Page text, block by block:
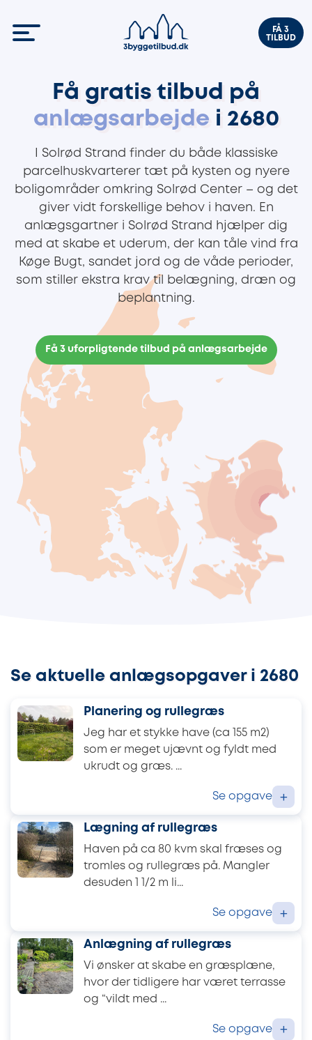
FÅ 3
TILBUD
Få gratis tilbud på
anlægsarbejde i 2680
I Solrød Strand finder du både klassiske
parcelhuskvarterer tæt på kysten og nyere
boligområder omkring Solrød Center – og det
giver vidt forskellige behov i haven. En
anlægsgartner i Solrød Strand hjælper dig
med at skabe et uderum, der kan tåle vind fra
Køge Bugt, sandet jord og de våde perioder,
som stiller ekstra krav til belægning, dræn og
beplantning.
Få 3 uforpligtende tilbud på anlægsarbejde
Se aktuelle anlægsopgaver i 2680
Planering og rullegræs
Jeg har et stykke have (ca 155 m2)
som er meget ujævnt og fyldt med
ukrudt og græs. ...
Se opgave +
Lægning af rullegræs
Haven på ca 80 kvm skal fræses og
tromles og rullegræs på. Mangler
desuden 1 1/2 m li...
Se opgave +
Anlægning af rullegræs
Vi ønsker at skabe en græsplæne,
hvor der tidligere har været terrasse
og “vildt med ...
Se opgave +